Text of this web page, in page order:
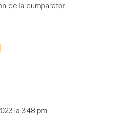
de la cumparator.
la 3:48 pm